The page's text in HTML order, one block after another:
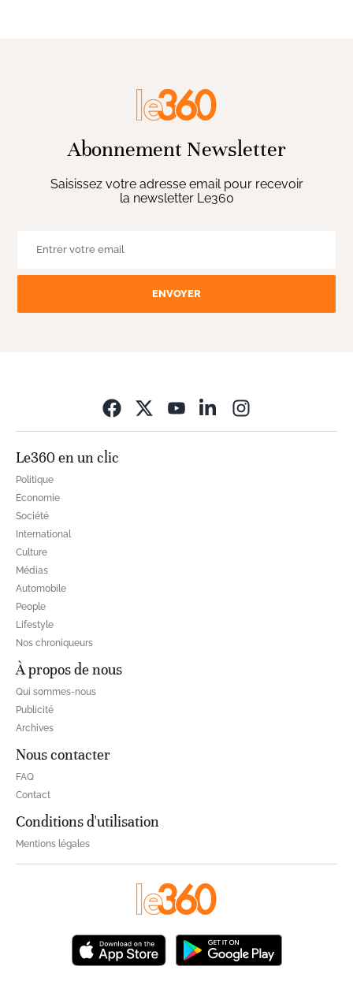
Abonnement Newsletter
Saisissez votre adresse email pour recevoir
la newsletter Le360
ENVOYER
Le360 en un clic
Politique
Economie
Société
International
Culture
Médias
Automobile
People
Lifestyle
Nos chroniqueurs
À propos de nous
Qui sommes-nous
Publicité
Archives
Nous contacter
FAQ
Contact
Conditions d'utilisation
Mentions légales